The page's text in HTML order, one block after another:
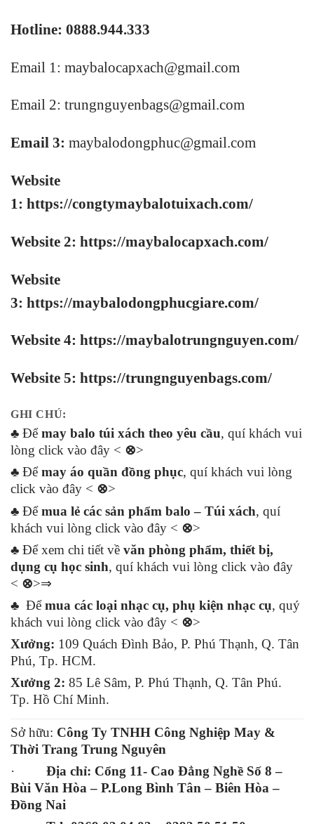
Hotline: 0888.944.333
Email 1: maybalocapxach@gmail.com
Email 2: trungnguyenbags@gmail.com
Email 3: maybalodongphuc@gmail.com
Website
1: https://congtymaybalotuixach.com/
Website 2: https://maybalocapxach.com/
Website
3: https://maybalodongphucgiare.com/
Website 4: https://maybalotrungnguyen.com/
Website 5: https://trungnguyenbags.com/
GHI CHÚ:
♣ Đểmay balo túi xách theo yêu cầu, quí khách vui
lòng click vào đây < ⊗>
♣ Đểmay áo quần đồng phục, quí khách vui lòng
click vào đây < ⊗>
♣ Đểmua lẻ các sản phẩm balo – Túi xách, quí
khách vui lòng click vào đây < ⊗>
♣ Để xem chi tiết về văn phòng phẩm, thiết bị,
dụng cụ học sinh, quí khách vui lòng click vào đây
< ⊗>⇒
♣ Đểmua các loại nhạc cụ, phụ kiện nhạc cụ, quý
khách vui lòng click vào đây < ⊗>
Xưởng: 109 Quách Đình Bảo, P. Phú Thạnh, Q. Tân
Phú, Tp. HCM.
Xưởng 2: 85 Lê Sâm, P. Phú Thạnh, Q. Tân Phú.
Tp. Hồ Chí Minh.
Sở hữu: Công Ty TNHH Công Nghiệp May &
Thời Trang Trung Nguyên
· Địa chỉ: Cổng 11- Cao Đẳng Nghề Số 8 –
Bùi Văn Hòa – P.Long Bình Tân – Biên Hòa –
Đồng Nai